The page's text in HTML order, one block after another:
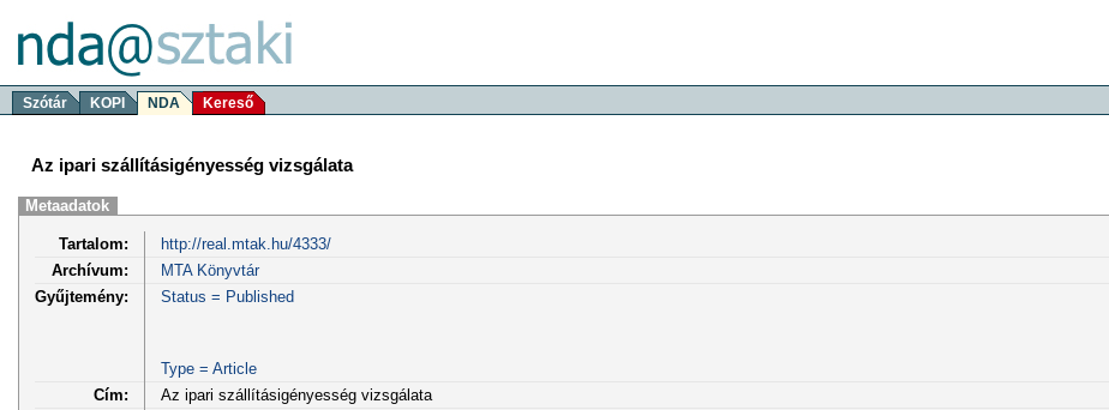
Szótár KOPI NDA Kereső
Az ipari szállításigényesség vizsgálata
Metaadatok
Tartalom:
http://real.mtak.hu/4333/
Archívum:
MTA Könyvtár
Gyűjtemény:
Status = Published
Type = Article
Cím:
Az ipari szállításigényesség vizsgálata